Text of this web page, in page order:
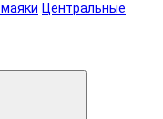
Центральные